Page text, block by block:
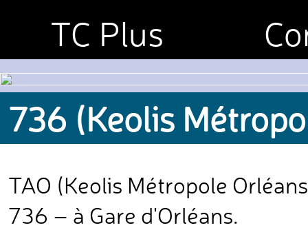
TC Plus
736 (Keolis
TAO (Keolis Métropole
736 – à Gare d'Orléans.